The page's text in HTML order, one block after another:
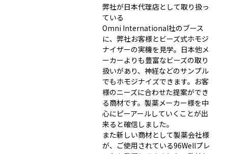
弊社が日本代理店として取り扱っ
ている
Omni International社のブース
に、弊社お客様とビーズ式ホモジ
ナイザーの実機を見学。日本他メ
ーカーよりも豊富なビーズの取り
扱いがあり、神経などのサンプル
でもホモジナイズできます。お客
様のニーズに合わせた提案ができ
る商材です。製薬メーカー様を中
心にピーアールしていくことが出
来ると確信しました。
また新しい商材として製薬会社様
が、ご使用されている96Wellプレ